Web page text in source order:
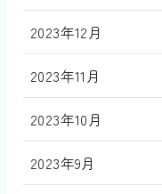
2023年12月
2023年11月
2023年10月
2023年9月